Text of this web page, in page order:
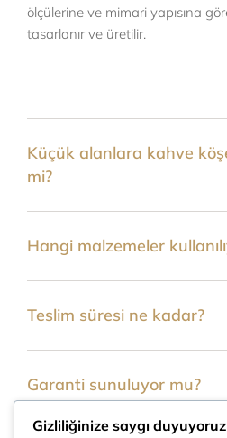
ölçülerine ve mimari yapısına
tasarlanır ve üretilir.
Küçük alanlara kahve
mi?
Hangi malzemeler
Teslim süresi ne kadar?
Garanti sunuluyor mu?
Gizliliğinize saygı duyuyoruz